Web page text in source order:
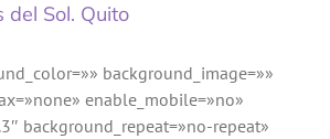
del Sol. Quito
background_image=»»
enable_mobile=»no»
background_repeat=»no-repeat»